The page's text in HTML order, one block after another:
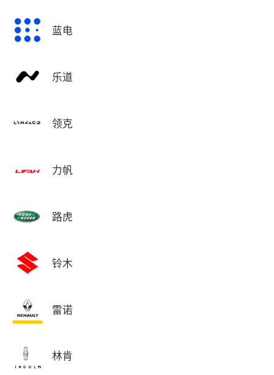
蓝电
乐道
领克
力帆
路虎
铃木
雷诺
林肯